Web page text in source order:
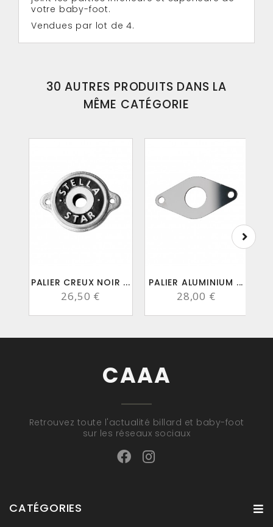
votre baby-foot.
Vendues par lot de 4.
30 AUTRES PRODUITS DANS LA
MÊME CATÉGORIE
PALIER CREUX NOIR ...
26,50 €
PALIER ALUMINIUM ...
28,00 €
CAAA
Retrouvez toute l'actualité billard et baby-foot
sur les réseaux sociaux
CATÉGORIES